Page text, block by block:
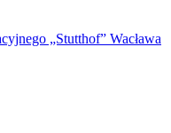
„Stutthof” Wacława